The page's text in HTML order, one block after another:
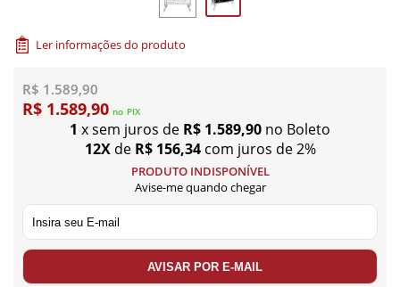
Ler informações do produto
R$ 1.589,90
R$ 1.589,90 no PIX
1 x sem juros de R$ 1.589,90 no Boleto
12Xde R$ 156,34 com juros de 2%
PRODUTO INDISPONÍVEL
Avise-me quando chegar